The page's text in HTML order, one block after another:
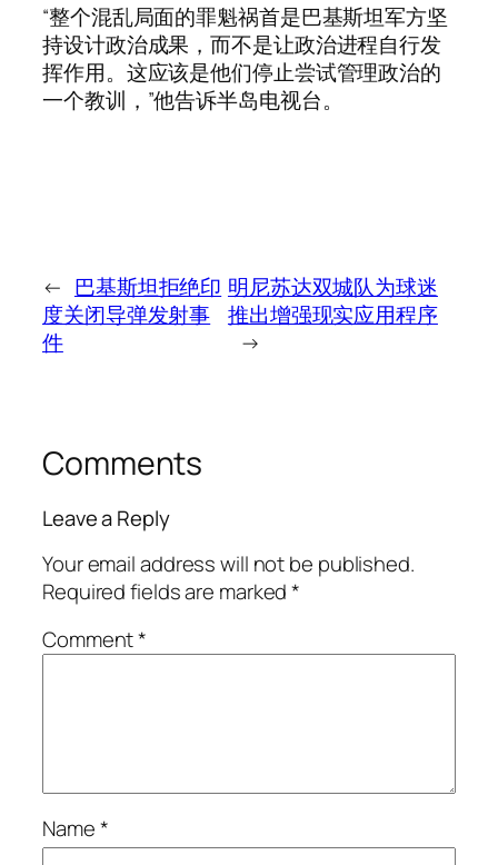
“整个混乱局面的罪魁祸首是巴基斯坦军方坚
持设计政治成果，而不是让政治进程自行发
挥作用。这应该是他们停止尝试管理政治的
一个教训，”他告诉半岛电视台。
← 巴基斯坦拒绝印
度关闭导弹发射事
件
明尼苏达双城队为球迷
推出增强现实应用程序
→
Comments
Leave a Reply
Your email address will not be published.
Required fields are marked*
Comment*
Name*